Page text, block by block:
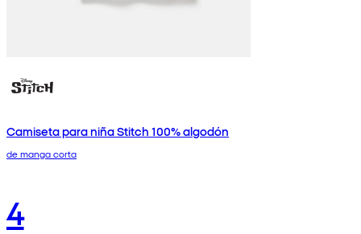
Camiseta para niña Stitch 100% algodón
de manga corta
4